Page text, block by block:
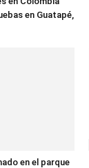
en Guatapé,
en el parque